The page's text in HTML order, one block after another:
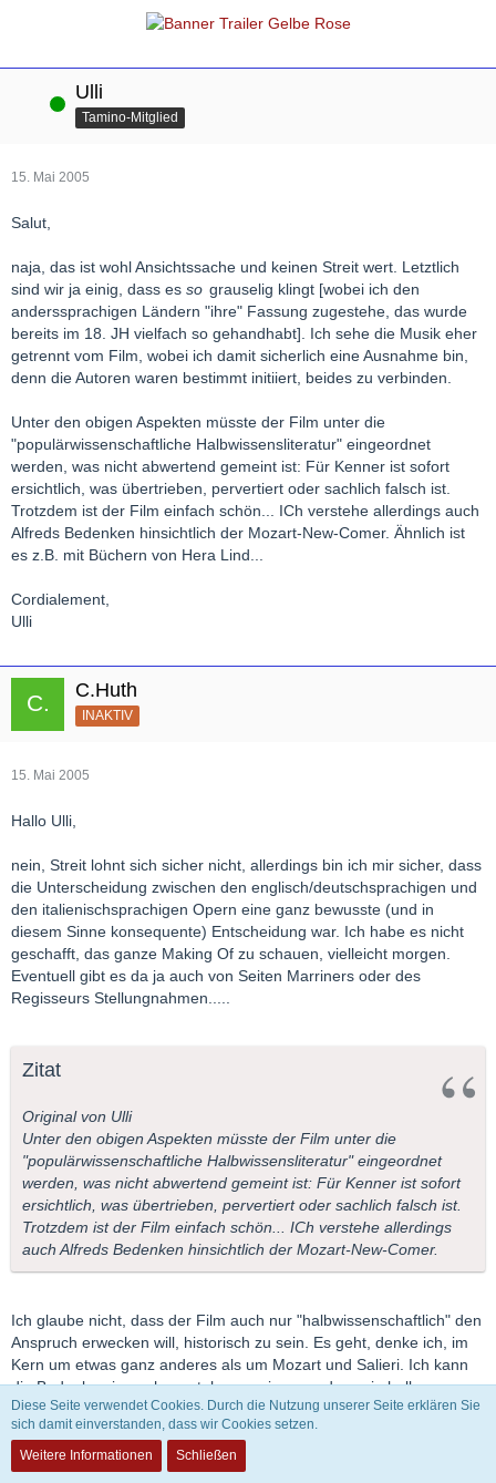
Online Ulli
Tamino-Mitglied
15. Mai 2005
Salut,
naja, das ist wohl Ansichtssache und keinen Streit wert. Letztlich
sind wir ja einig, dass es so grauselig klingt [wobei ich den
anderssprachigen Ländern "ihre" Fassung zugestehe, das wurde
bereits im 18. JH vielfach so gehandhabt]. Ich sehe die Musik eher
getrennt vom Film, wobei ich damit sicherlich eine Ausnahme bin,
denn die Autoren waren bestimmt initiiert, beides zu verbinden.
Unter den obigen Aspekten müsste der Film unter die
"populärwissenschaftliche Halbwissensliteratur" eingeordnet
werden, was nicht abwertend gemeint ist: Für Kenner ist sofort
ersichtlich, was übertrieben, pervertiert oder sachlich falsch ist.
Trotzdem ist der Film einfach schön... ICh verstehe allerdings auch
Alfreds Bedenken hinsichtlich der Mozart-New-Comer. Ähnlich ist
es z.B. mit Büchern von Hera Lind...
Cordialement,
Ulli
C.Huth
INAKTIV
15. Mai 2005
Hallo Ulli,
nein, Streit lohnt sich sicher nicht, allerdings bin ich mir sicher, dass
die Unterscheidung zwischen den englisch/deutschsprachigen und
den italienischsprachigen Opern eine ganz bewusste (und in
diesem Sinne konsequente) Entscheidung war. Ich habe es nicht
geschafft, das ganze Making Of zu schauen, vielleicht morgen.
Eventuell gibt es da ja auch von Seiten Marriners oder des
Regisseurs Stellungnahmen.....
Zitat
Original von Ulli
Unter den obigen Aspekten müsste der Film unter die
"populärwissenschaftliche Halbwissensliteratur" eingeordnet
werden, was nicht abwertend gemeint ist: Für Kenner ist sofort
ersichtlich, was übertrieben, pervertiert oder sachlich falsch ist.
Trotzdem ist der Film einfach schön... ICh verstehe allerdings
auch Alfreds Bedenken hinsichtlich der Mozart-New-Comer.
Ich glaube nicht, dass der Film auch nur "halbwissenschaftlich" den
Anspruch erwecken will, historisch zu sein. Es geht, denke ich, im
Kern um etwas ganz anderes als um Mozart und Salieri. Ich kann
die Bedenken ja auch verstehen, meine nur, dass ein halbwegs
vernünftig denkender Mensch diesen Unterschied zwischen Fiktion
und Realität erkennt. Und wer das nicht tut - tant pis. Dem ist auch
mit Mozarts Musik wahrscheinlich wenig zu helfen....
Diese Seite verwendet Cookies. Durch die Nutzung unserer Seite erklären Sie
sich damit einverstanden, dass wir Cookies setzen.
Weitere Informationen
Schließen